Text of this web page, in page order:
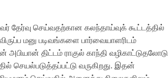
தேர்வு செய்வதற்கான கலந்தாய்வுக் கூட்டத்தில்
மனு படிவங்களை பார்வையாளரிடம்
திட்டம் ராகுல் காந்தி வழிகாட்டுதலோடு
செயல்படுத்தப்பட்டு வருகிறது. இதன்